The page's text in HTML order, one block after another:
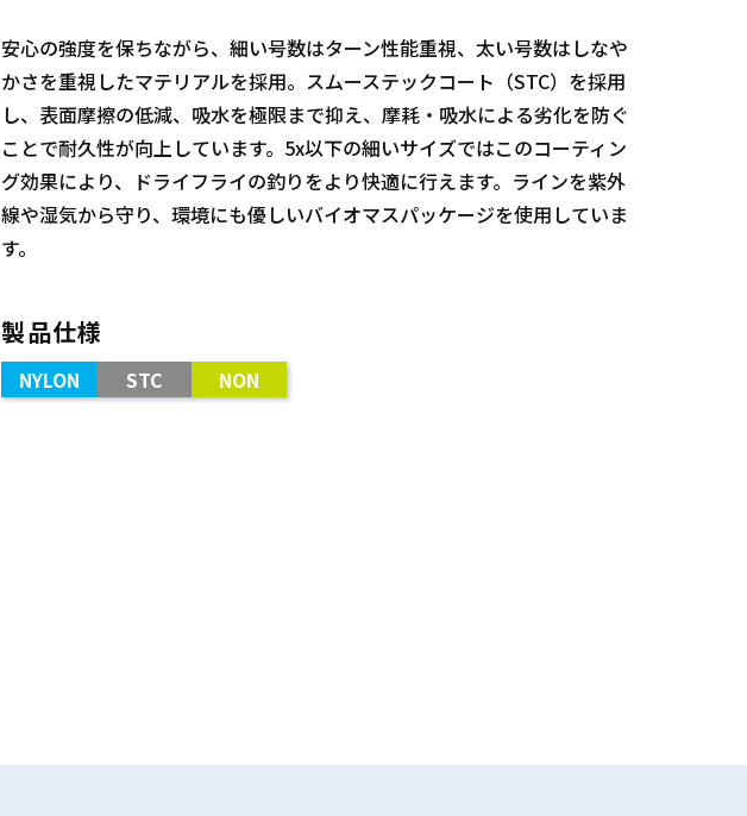
安心の強度を保ちながら、細い号数はターン性能重視、太い号数はしなや
かさを重視したマテリアルを採用。スムーステックコート（STC）を採用
し、表面摩擦の低減、吸水を極限まで抑え、摩耗・吸水による劣化を防ぐ
ことで耐久性が向上しています。5x以下の細いサイズではこのコーティン
グ効果により、ドライフライの釣りをより快適に行えます。ラインを紫外
線や湿気から守り、環境にも優しいバイオマスパッケージを使用していま
す。
製品仕様
NYLON STC NON